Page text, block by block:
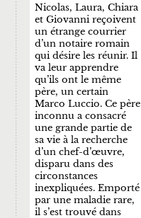
Nicolas, Laura, Chiara
et Giovanni reçoivent
un étrange courrier
d’un notaire romain
qui désire les réunir. Il
va leur apprendre
qu’ils ont le même
père, un certain
Marco Luccio. Ce père
inconnu a consacré
une grande partie de
sa vie à la recherche
d’un chef-d’œuvre,
disparu dans des
circonstances
inexpliquées. Emporté
par une maladie rare,
il s’est trouvé dans
inestimable. Ils
découvrent ainsi que
Léonard de Vinci
peignit un pendant
masculin à La
Joconde qu’il a